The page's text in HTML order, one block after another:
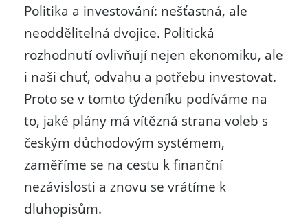
Politika a investování: nešťastná, ale
neoddělitelná dvojice. Politická
rozhodnutí ovlivňují nejen ekonomiku, ale
i naši chuť, odvahu a potřebu investovat.
Proto se v tomto týdeníku podíváme na
to, jaké plány má vítězná strana voleb s
českým důchodovým systémem,
zaměříme se na cestu k finanční
nezávislosti a znovu se vrátíme k
dluhopisům.